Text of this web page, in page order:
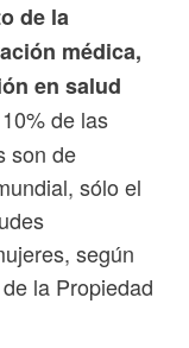
de la
médica,
en salud
de las
son de
sólo el
según
la Propiedad